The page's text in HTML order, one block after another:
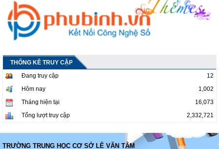
THỐNG KÊ TRUY CẬP
Đang truy cập
12
Hôm nay
1,002
Tháng hiện tại
16,073
Tổng lượt truy cập
2,332,721
TRƯỜNG TRUNG HỌC CƠ SỞ LÊ VĂN TÂM